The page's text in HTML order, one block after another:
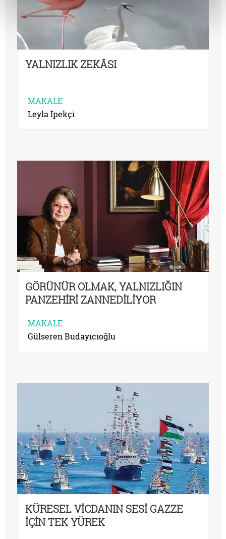
YALNIZLIK ZEKÂSI
MAKALE
Leyla İpekçi
GÖRÜNÜR OLMAK, YALNIZLIĞIN
PANZEHİRİ ZANNEDİLİYOR
MAKALE
Gülseren Budayıcıoğlu
KÜRESEL VİCDANIN SESİ GAZZE
İÇİN TEK YÜREK